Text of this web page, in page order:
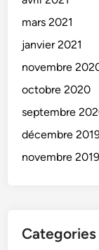
mars 2021
janvier 2021
novembre
octobre 2020
septembre
décembre
novembre 2019
Categories